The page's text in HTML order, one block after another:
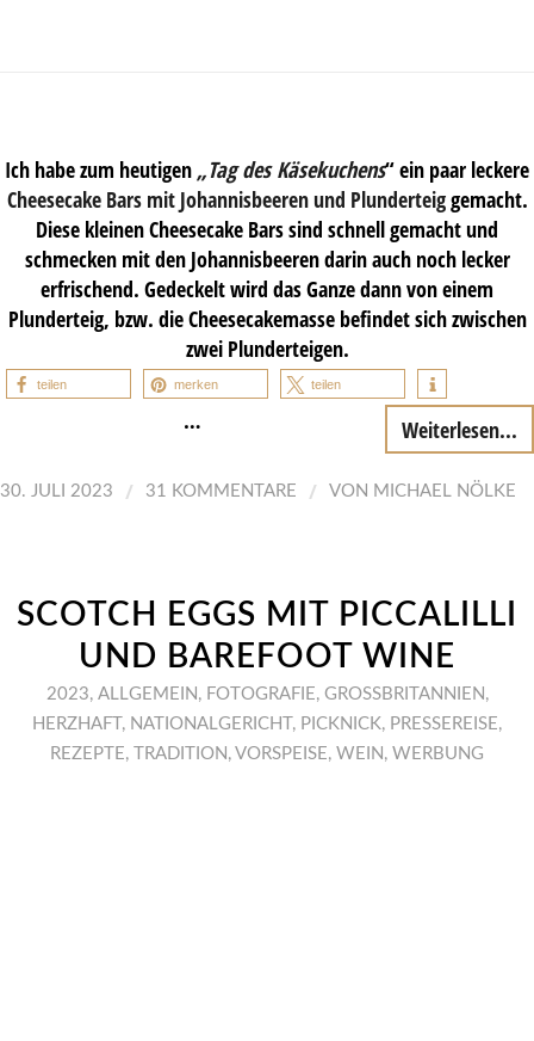
Ich habe zum heutigen „Tag des Käsekuchens“ ein paar leckere
Cheesecake Bars mit Johannisbeeren und Plunderteiggemacht.
Diese kleinen Cheesecake Bars sind schnell gemacht und
schmecken mit den Johannisbeeren darin auch noch lecker
erfrischend. Gedeckelt wird das Ganze dann von einem
Plunderteig, bzw. die Cheesecakemasse befindet sich zwischen
zwei Plunderteigen.
teilen merken teilen
… Weiterlesen...
30. JULI 2023 / 31 KOMMENTARE / VON MICHAEL NÖLKE
SCOTCH EGGS MIT PICCALILLI
UND BAREFOOT WINE
2023, ALLGEMEIN , FOTOGRAFIE, GROSSBRITANNIEN
,
HERZHAFT , NATIONALGERICHT , PICKNICK, PRESSEREISE,
REZEPTE, TRADITION , VORSPEISE, WEIN , WERBUNG